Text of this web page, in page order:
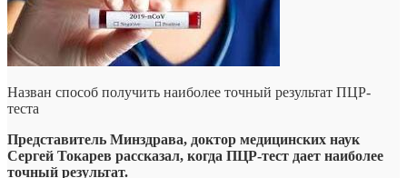
Назван способ получить наиболее точный результат ПЦР-
теста
Представитель Минздрава, доктор медицинских наук
Сергей Токарев рассказал, когда ПЦР-тест дает наиболее
точный результат.